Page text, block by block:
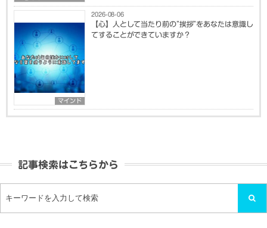
マインド
2026-08-06
【心】人として当たり前の”挨拶”をあなたは意識し
てすることができていますか？
記事検索はこちらから